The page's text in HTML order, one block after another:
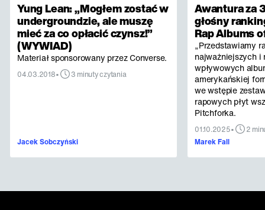
Yung Lean: „Mogłem zostać w
undergroundzie, ale muszę
mieć za co opłacić czynsz!”
(WYWIAD)
Materiał sponsorowany przez Converse.
04.03.2018• 3 minuty czytania
Jacek Sobczyński
Awantura za
głośny
Rap Albums
„Przedstawiamy
najważniejszych i
wpływowych
amerykańskiej
we wstępie
rapowych płyt
Pitchforka.
01.10.2025•
2
Marek Fall